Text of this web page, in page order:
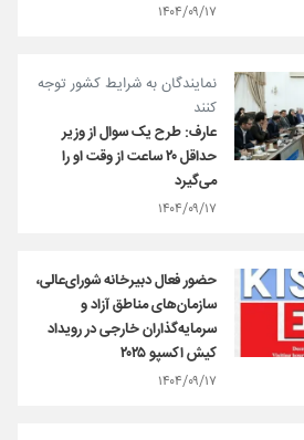
۱۴۰۴/۰۹/۱۷
نمایندگان به شرایط کشور توجه
کنند
عارف: طرح یک سوال از وزیر
حداقل ۲۰ ساعت از وقت او را
می‌گیرد
۱۴۰۴/۰۹/۱۷
حضور فعال دبیرخانه شورای‌عالی،
سازمان‌های مناطق آزاد و
سرمایه‌گذاران خارجی در رویداد
کیش اکسپو ۲۰۲۵
۱۴۰۴/۰۹/۱۷